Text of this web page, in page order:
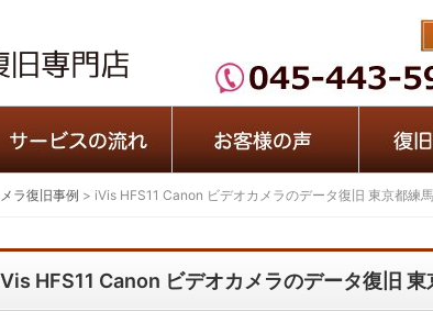
ラ復旧事例 > iVis HFS11 Canon ビデオカメラのデータ復旧 東京都練
HFS11 Canon ビデオカメラのデータ復旧 東